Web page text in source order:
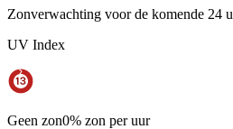
Zonverwachting voor de komende 24
UV Index
Geen zon0% zon per uur